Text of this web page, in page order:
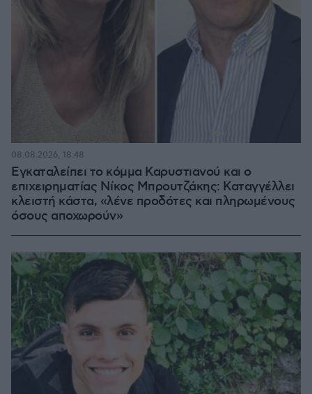
Εγκαταλείπει το κόμμα Καρυστιανού και ο
επιχειρηματίας Νίκος Μπρουτζάκης: Καταγγέλλει
κλειστή κάστα, «λένε προδότες και πληρωμένους
όσους αποχωρούν»
08.08.2026, 18:48